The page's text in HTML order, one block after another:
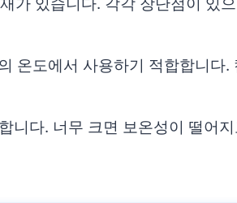
도에서 사용하기 적합합니다.
니다. 너무 크면 보온성이 떨어